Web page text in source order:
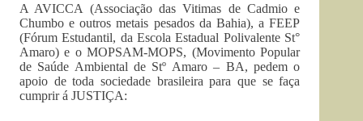
A AVICCA (Associação das Vitimas de Cadmio e
Chumbo e outros metais pesados da Bahia), a FEEP
(Fórum Estudantil, da Escola Estadual Polivalente St°
Amaro) e o MOPSAM-MOPS, (Movimento Popular
de Saúde Ambiental de Stº Amaro – BA, pedem o
apoio de toda sociedade brasileira para que se faça
cumprir á JUSTIÇA: